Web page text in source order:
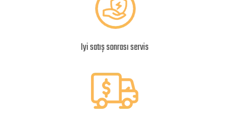
Iyi satış sonrası servis